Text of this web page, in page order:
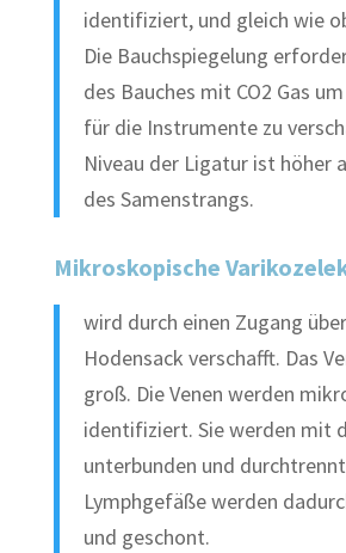
identifiziert, und gleich wie
Die Bauchspiegelung
des Bauches mit CO2 Gas
für die Instrumente zu
Niveau der Ligatur ist höher
des Samenstrangs.
Mikroskopische
wird durch einen Zugang
Hodensack verschafft. Das
groß. Die Venen werden
identifiziert. Sie werden mit
unterbunden und
Lymphgefäße werden
und geschont.